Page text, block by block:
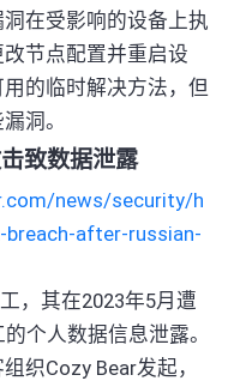
在受影响的设备上执
节点配置并重启设
的临时解决方法，但
洞。
致数据泄露
news/security/h
after-russian-
，其在2023年5月遭
个人数据信息泄露。
织Cozy Bear发起，